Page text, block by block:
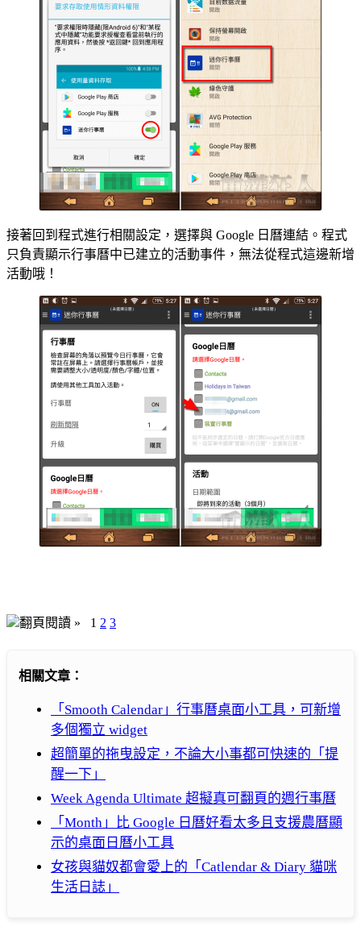
接著回到程式進行相關設定，選擇與 Google 日曆連結。程式
只負責顯示行事曆中已建立的活動事件，無法從程式這邊新增
活動哦！
翻頁閱讀 » 1 2 3
相關文章：
「Smooth Calendar」行事曆桌面小工具，可新增
多個獨立 widget
超簡單的拖曳設定，不論大小事都可快速的「提
醒一下」
Week Agenda Ultimate 超擬真可翻頁的週行事曆
「Month」比 Google 日曆好看太多且支援農曆顯
示的桌面日曆小工具
女孩與貓奴都會愛上的「Catlendar & Diary 貓咪
生活日誌」